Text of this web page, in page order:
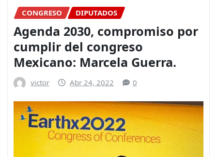
CONGRESO DIPUTADOS
Agenda 2030, compromiso por
cumplir del congreso
Mexicano: Marcela Guerra.
victor Abr 24, 2022 0